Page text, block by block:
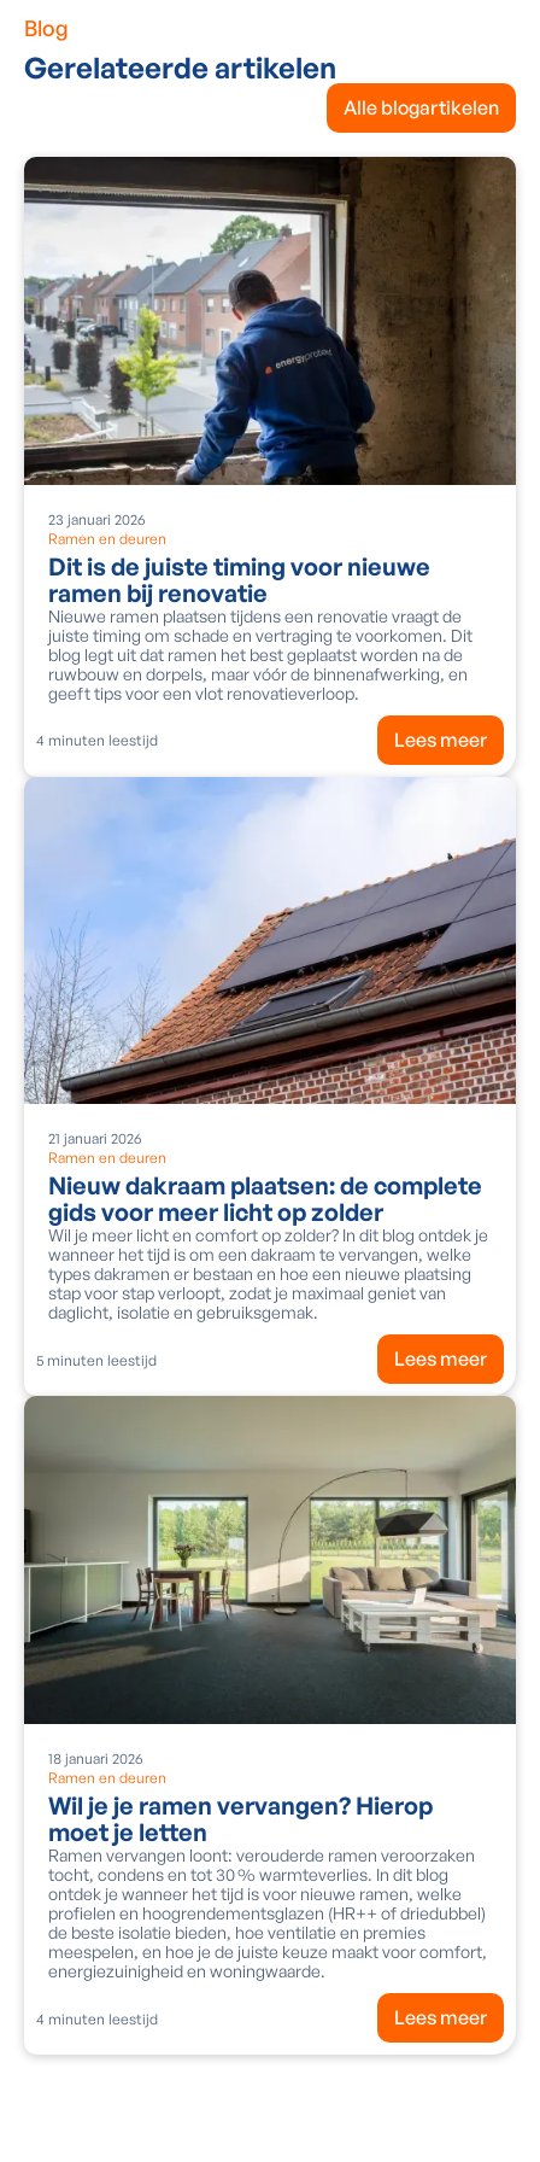
Blog
Gerelateerde artikelen
Alle blogartikelen
Ramen en deuren
23 januari 2026
Dit is de juiste timing voor nieuwe
ramen bij renovatie
Nieuwe ramen plaatsen tijdens een renovatie vraagt de
juiste timing om schade en vertraging te voorkomen. Dit
blog legt uit dat ramen het best geplaatst worden na de
ruwbouw en dorpels, maar vóór de binnenafwerking, en
geeft tips voor een vlot renovatieverloop.
4 minuten leestijd Lees meer
Ramen en deuren
21 januari 2026
Nieuw dakraam plaatsen: de complete
gids voor meer licht op zolder
Wil je meer licht en comfort op zolder? In dit blog ontdek je
wanneer het tijd is om een dakraam te vervangen, welke
types dakramen er bestaan en hoe een nieuwe plaatsing
stap voor stap verloopt, zodat je maximaal geniet van
daglicht, isolatie en gebruiksgemak.
5 minuten leestijd Lees meer
Ramen en deuren
18 januari 2026
Wil je je ramen vervangen? Hierop
moet je letten
Ramen vervangen loont: verouderde ramen veroorzaken
tocht, condens en tot 30 % warmteverlies. In dit blog
ontdek je wanneer het tijd is voor nieuwe ramen, welke
profielen en hoogrendementsglazen (HR++ of driedubbel)
de beste isolatie bieden, hoe ventilatie en premies
meespelen, en hoe je de juiste keuze maakt voor comfort,
energiezuinigheid en woningwaarde.
4 minuten leestijd Lees meer